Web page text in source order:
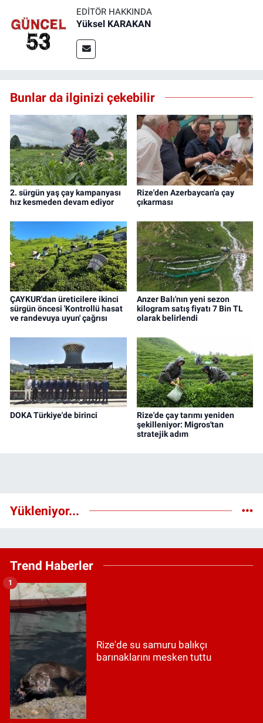
EDITÖR HAKKINDA
Yüksel KARAKAN
Bunlar da ilginizi çekebilir
2. sürgün yaş çay kampanyası
hız kesmeden devam ediyor
Rize'den Azerbaycan'a çay
çıkarması
ÇAYKUR'dan üreticilere ikinci
sürgün öncesi 'Kontrollü hasat
ve randevuya uyun' çağrısı
Anzer Balı'nın yeni sezon
kilogram satış fiyatı 7 Bin TL
olarak belirlendi
DOKA Türkiye'de birinci
Rize'de çay tarımı yeniden
şekilleniyor: Migros'tan
stratejik adım
Yükleniyor...
Trend Haberler
Rize'de su samuru balıkçı
barınaklarını mesken tuttu
1